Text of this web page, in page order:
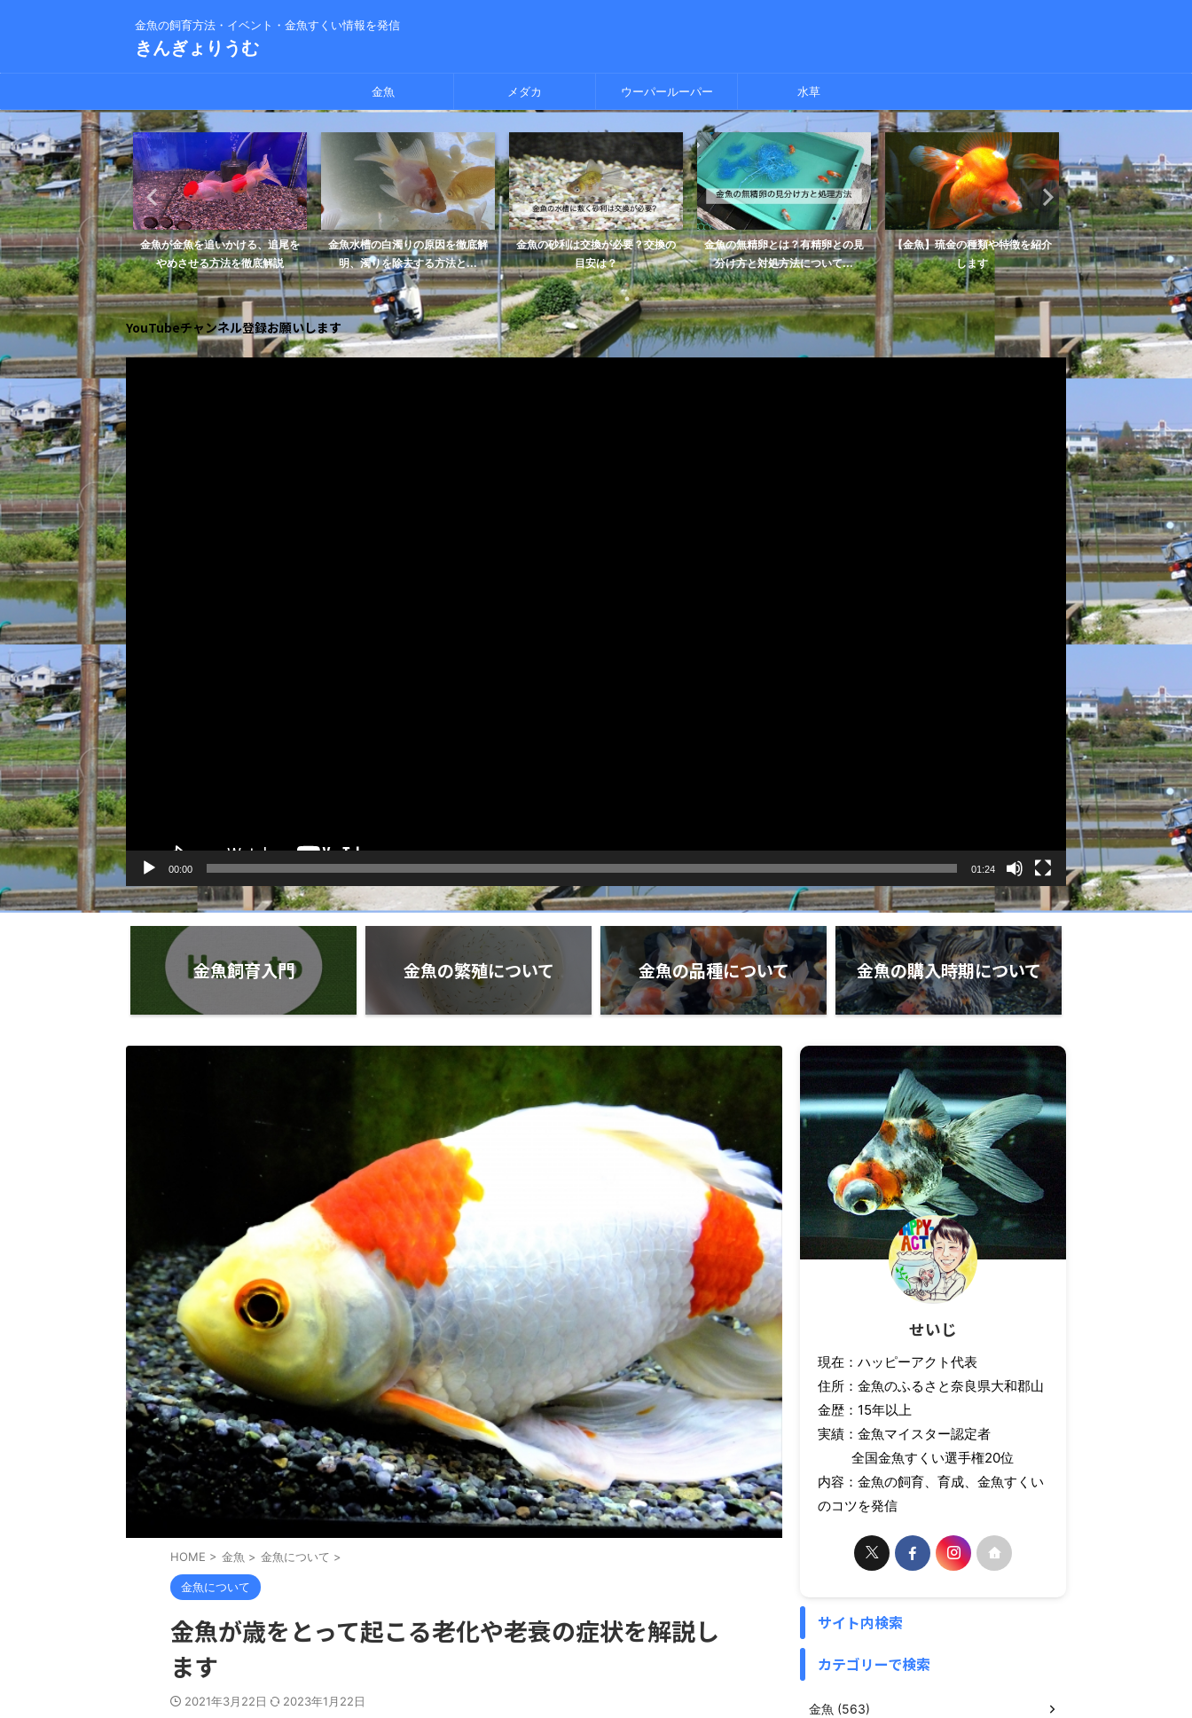
金魚の飼育方法・イベント・金魚すくい情報を発信
きんぎょりうむ
金魚 メダカ ウーパールーパー 水草
も産卵する！どうして
産卵するの？
金魚が金魚を追いかける、追尾を
やめさせる方法を徹底解説
金魚水槽の白濁りの原因を徹底解
明、濁りを除去する方法と...
金魚の砂利は交換が必要？交換の
目安は？
金魚の無精卵とは？有精卵との見
分け方と対処方法について...
【金魚】琉金の種類や特徴を紹介
します
金魚の餌やりに便利な
マーとは？【おすす
YouTubeチャンネル登録お願いします
動
画
プ
レ
ー
ヤ
ー
00:00 01:24
金魚飼育入門 金魚の繁殖について 金魚の品種について 金魚の購入時期について
HOME > 金魚 > 金魚について >
金魚について
金魚が歳をとって起こる老化や老衰の症状を解説し
ます
2021年3月22日 2023年1月22日
せいじ
現在：ハッピーアクト代表
住所：金魚のふるさと奈良県大和郡山
金歴：15年以上
実績：金魚マイスター認定者
全国金魚すくい選手権20位
内容：金魚の飼育、育成、金魚すくい
のコツを発信
サイト内検索
カテゴリーで検索
金魚 (563)